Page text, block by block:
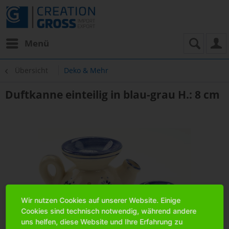
Menü
Übersicht Deko & Mehr
Duftkanne einteilig in blau-grau H.: 8 cm
Wir nutzen Cookies auf unserer Website. Einige
Cookies sind technisch notwendig, während andere
uns helfen, diese Website und Ihre Erfahrung zu